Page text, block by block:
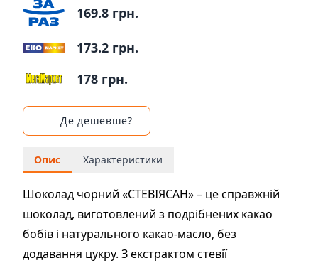
169.8 грн.
173.2 грн.
178 грн.
Де дешевше?
Опис Характеристики
Шоколад чорний «СТЕВІЯСАН» – це справжній
шоколад, виготовлений з подрібнених какао
бобів і натурального какао-масло, без
додавання цукру. З екстрактом стевії